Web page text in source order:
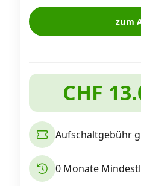
Kombi-Angebote
Aktionen
News
Forum
zum
CHF
Aufschaltgebühr
0 Monate